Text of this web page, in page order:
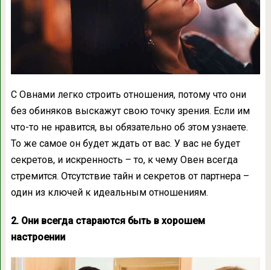
С Овнами легко строить отношения, потому что они
без обиняков выскажут свою точку зрения. Если им
что-то не нравится, вы обязательно об этом узнаете.
То же самое он будет ждать от вас. У вас не будет
секретов, и искренность – то, к чему Овен всегда
стремится. Отсутствие тайн и секретов от партнера –
один из ключей к идеальным отношениям.
2. Они всегда стараются быть в хорошем
настроении